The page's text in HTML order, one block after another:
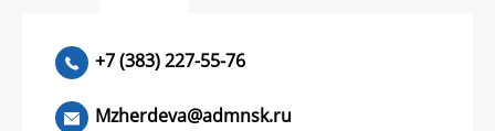
+7 (383) 227-55-76
Mzherdeva@admnsk.ru